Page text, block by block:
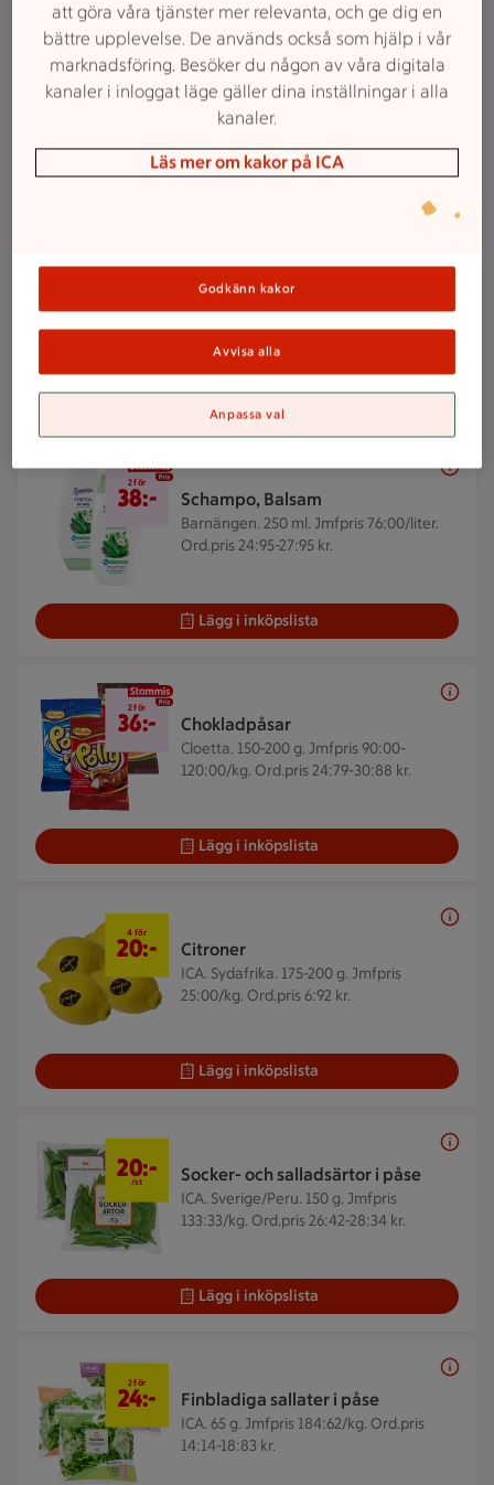
Smörgåsmat
Pärsons. 90-160 g.Jmfpris 118:75-
211:11/kg. Ord.pris 23:32-33:07 kr.
2 för 38 kr
2 för
38:-
Lägg i inköpslista
Enportionsrätter
Dafgård. 350-420 g.
65:-
Lägg i inköpslista
Schampo, Balsam
Barnängen. 250 ml. Jmfpris 76:00/liter.
Ord.pris 24:95-27:95 kr.
2 för 38 kr
2 för
38:-
Lägg i inköpslista
Chokladpåsar
Cloetta. 150-200 g. Jmfpris 90:00-
120:00/kg. Ord.pris 24:79-30:88 kr.
2 för 36 kr
2 för
36:-
Lägg i inköpslista
Citroner
ICA. Sydafrika. 175-200 g. Jmfpris
25:00/kg. Ord.pris 6:92 kr.
4 för 20 kr
4 för
20:-
Lägg i inköpslista
Socker- och salladsärtor i påse
ICA. Sverige/Peru. 150 g. Jmfpris
133:33/kg. Ord.pris 26:42-28:34 kr.
20 kr/st
20:-
/st
Lägg i inköpslista
Finbladiga sallater i påse
ICA. 65 g. Jmfpris 184:62/kg. Ord.pris
14:14-18:83 kr.
2 för
24:-
att göra våra tjänster mer relevanta, och ge dig en
bättre upplevelse. De används också som hjälp i vår
marknadsföring. Besöker du någon av våra digitala
kanaler i inloggat läge gäller dina inställningar i alla
kanaler.
Läs mer om kakor på ICA
Godkänn kakor
Avvisa alla
Anpassa val